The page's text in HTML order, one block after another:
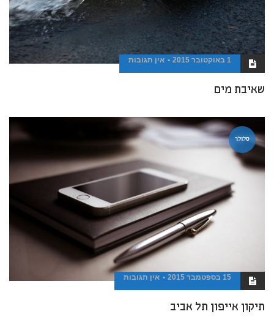
1 באוקטובר 2015 אין תגובות
שאיבת מים
סלולר
15 בספטמבר 2015 אין תגובות
תיקון אייפון תל אביב